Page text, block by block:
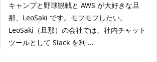
キャンプと野球観戦と AWS が大好きな旦
那、LeoSaki です。モフモフしたい。
LeoSaki（旦那）の会社では、社内チャット
ツールとして Slack を利 ...